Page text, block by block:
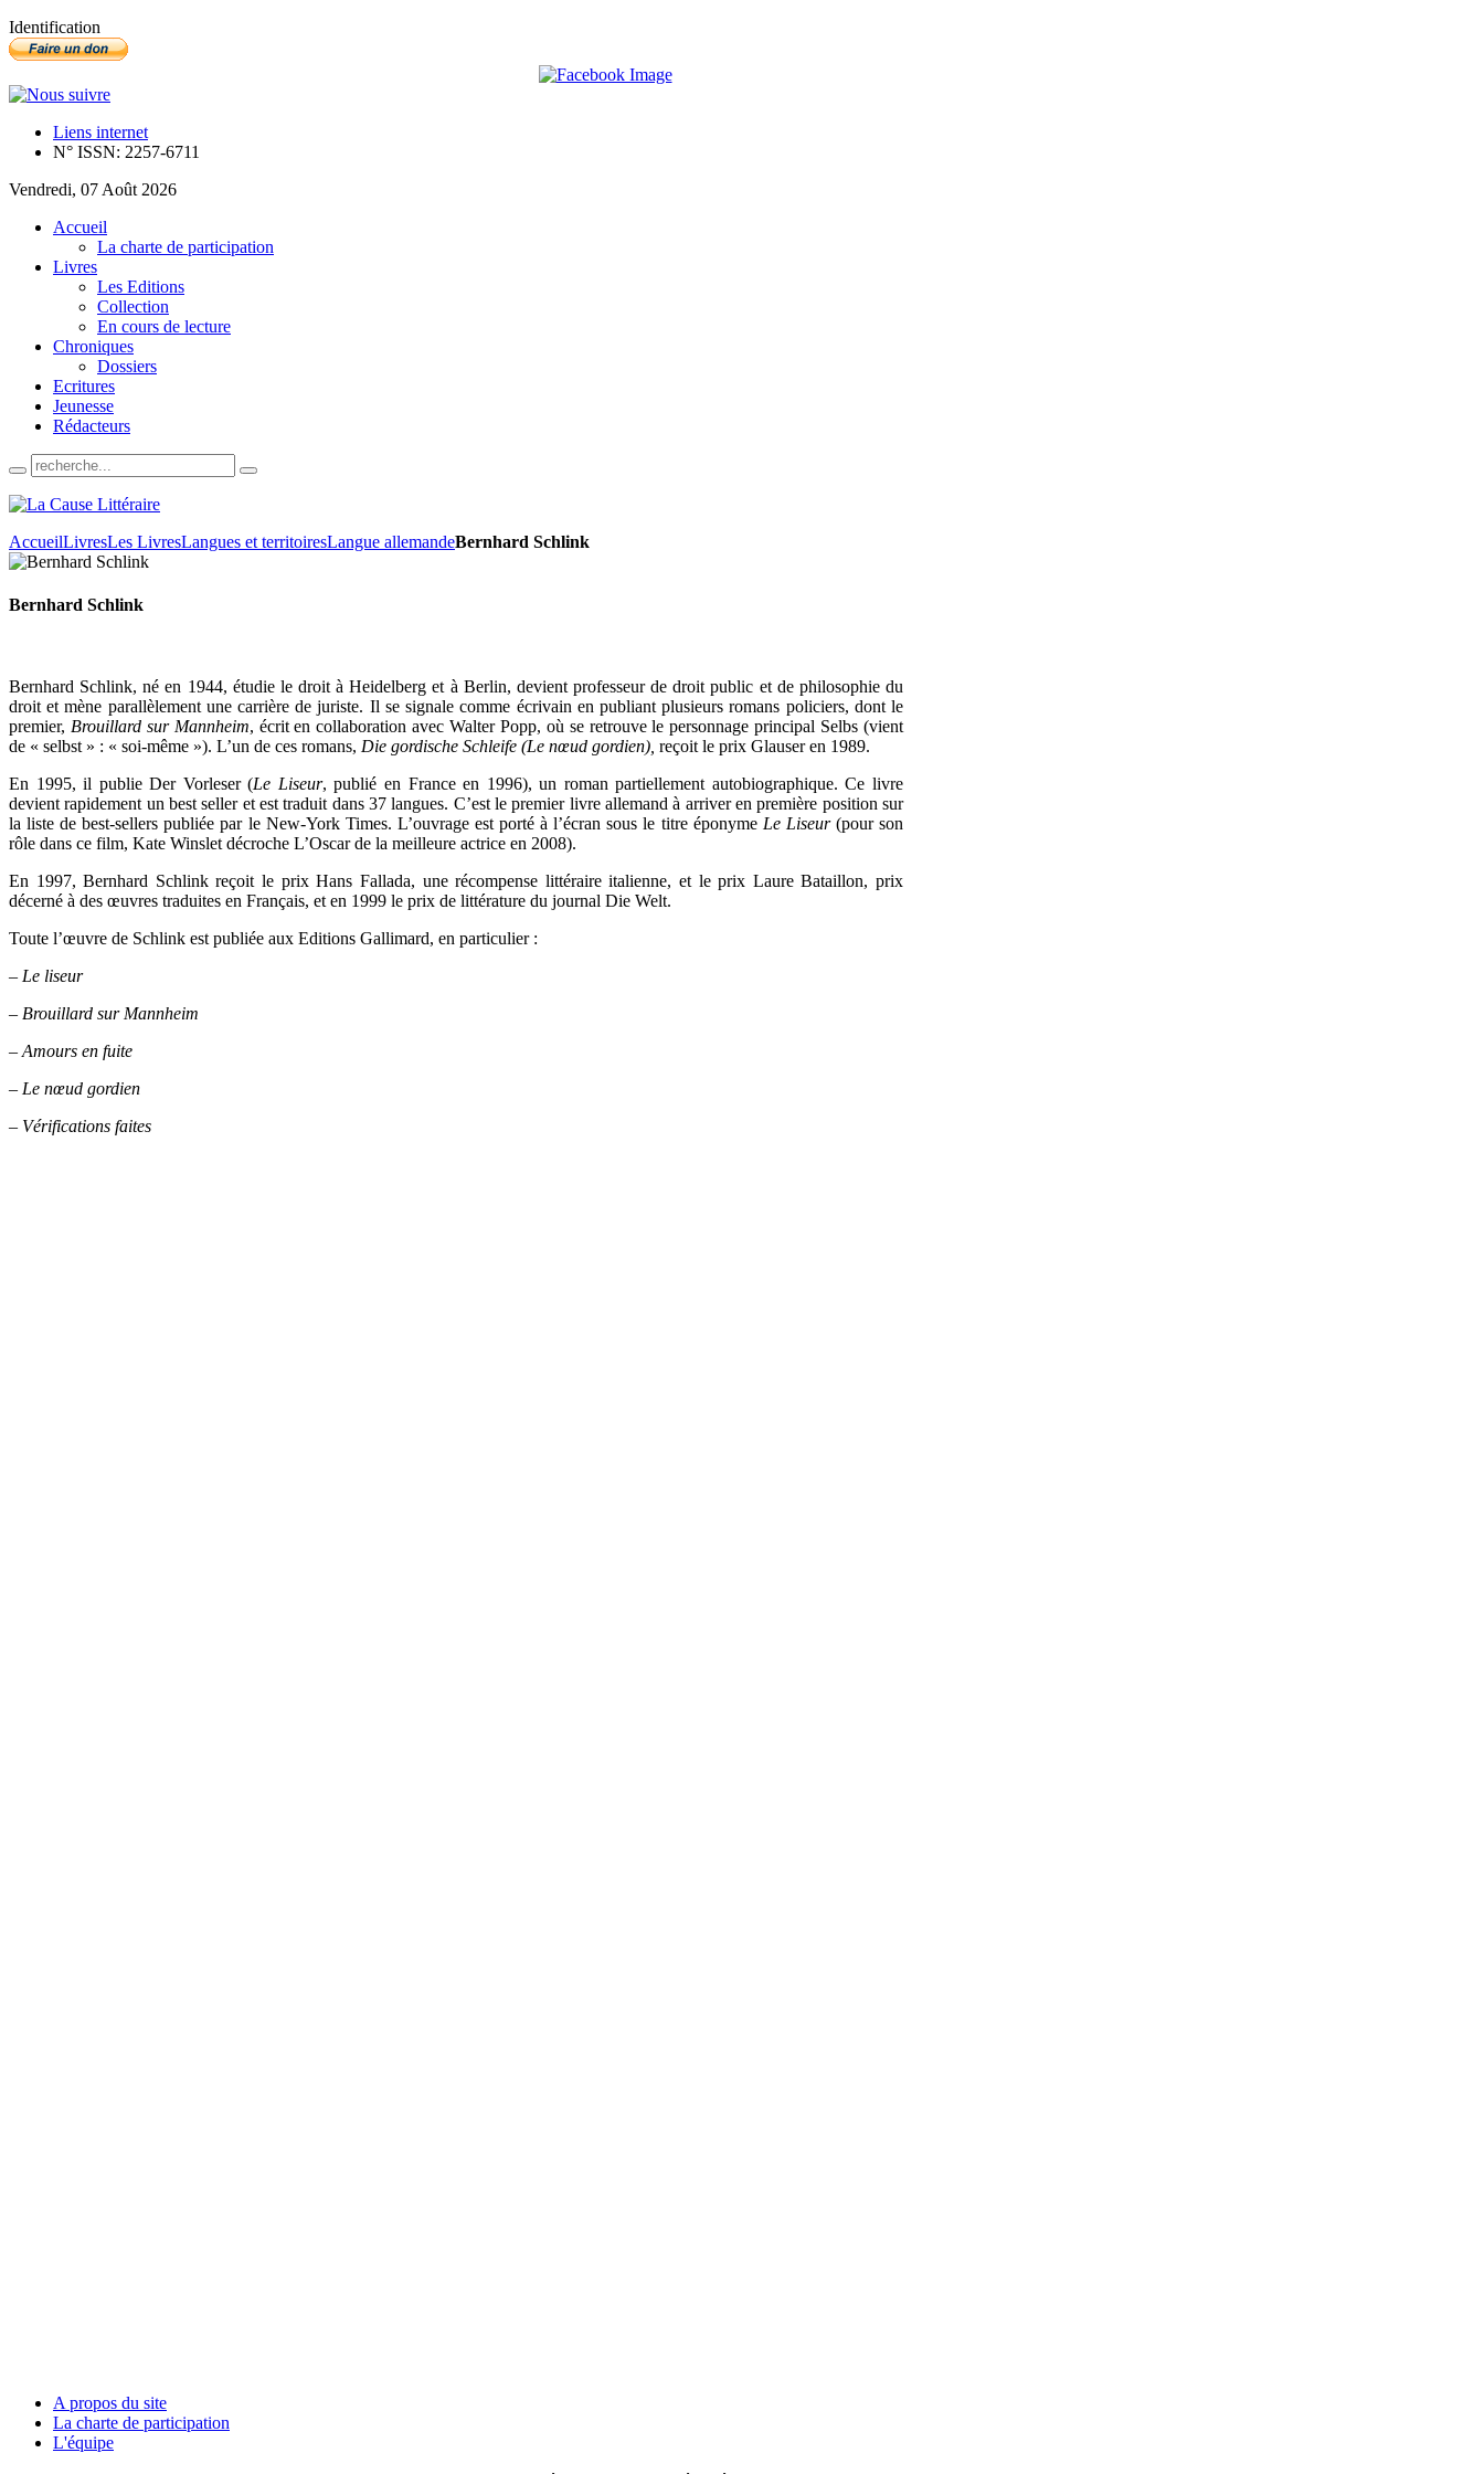
Identification
Liens internet
N° ISSN: 2257-6711
Vendredi, 07 Août 2026
Accueil
La charte de participation
Livres
Les Editions
Collection
En cours de lecture
Chroniques
Dossiers
Ecritures
Jeunesse
Rédacteurs
AccueilLivresLes LivresLangues et territoiresLangue allemandeBernhard Schlink
Bernhard Schlink
Bernhard Schlink, né en 1944, étudie le droit à Heidelberg et à Berlin, devient professeur de droit public et de philosophie du
droit et mène parallèlement une carrière de juriste. Il se signale comme écrivain en publiant plusieurs romans policiers, dont le
premier, Brouillard sur Mannheim, écrit en collaboration avec Walter Popp, où se retrouve le personnage principal Selbs (vient
de « selbst » : « soi-même »). L’un de ces romans, Die gordische Schleife (Le nœud gordien), reçoit le prix Glauser en 1989.
En 1995, il publie Der Vorleser (Le Liseur, publié en France en 1996), un roman partiellement autobiographique. Ce livre
devient rapidement un best seller et est traduit dans 37 langues. C’est le premier livre allemand à arriver en première position sur
la liste de best-sellers publiée par le New-York Times. L’ouvrage est porté à l’écran sous le titre éponyme Le Liseur (pour son
rôle dans ce film, Kate Winslet décroche L’Oscar de la meilleure actrice en 2008).
En 1997, Bernhard Schlink reçoit le prix Hans Fallada, une récompense littéraire italienne, et le prix Laure Bataillon, prix
décerné à des œuvres traduites en Français, et en 1999 le prix de littérature du journal Die Welt.
Toute l’œuvre de Schlink est publiée aux Editions Gallimard, en particulier :
– Le liseur
– Brouillard sur Mannheim
– Amours en fuite
– Le nœud gordien
– Vérifications faites
A propos du site
La charte de participation
L'équipe